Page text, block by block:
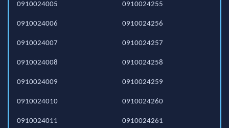
0910024005
0910024006
0910024007
0910024008
0910024009
0910024010
0910024011
0910024255
0910024256
0910024257
0910024258
0910024259
0910024260
0910024261